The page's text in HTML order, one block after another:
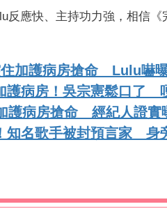
反應快、主持功力強，相信
加護病房搶命 Lulu嚇曝
護病房！吳宗憲鬆口了
護病房搶命 經紀人證實
知名歌手被封預言家 身